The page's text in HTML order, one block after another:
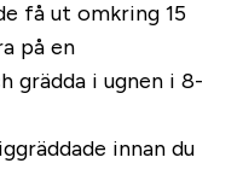
få ut omkring 15
på en
grädda i ugnen i 8-
innan du